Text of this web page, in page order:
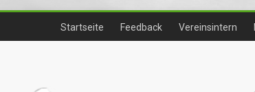
Startseite Feedback Vereinsintern